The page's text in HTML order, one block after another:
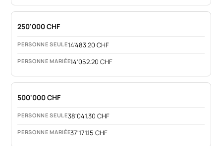
250'000 CHF
14'483.20 CHF
14'052.20 CHF
500'000 CHF
38'041.30 CHF
37'171.15 CHF